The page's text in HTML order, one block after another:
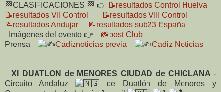
🏁CLASIFICACIONES 🏁 👉 📝resultados Control Huelva
📝resultados VII Control
📝resultados VIII Control
📝resultados Andujar
📝resultados sub23 España
Imágenes del evento 👉 📸post Club
Prensa
Cadiznoticias previa Cadiz Noticias
XI DUATLON de MENORES CIUDAD de CHICLANA-
Circuito Andaluz
de Duatlón de Menores y